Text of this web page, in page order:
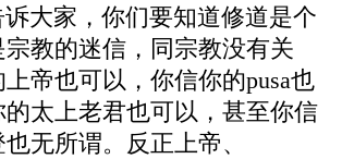
大家，你们要知道修道是个
教的迷信，同宗教没有关
帝也可以，你信你的pusa也
的太上老君也可以，甚至你信
无所谓。反正上帝、